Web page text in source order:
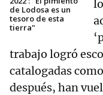
de Lodosa es un
tesoro de esta
tierra"
trabajo logró
catalogadas
después, han